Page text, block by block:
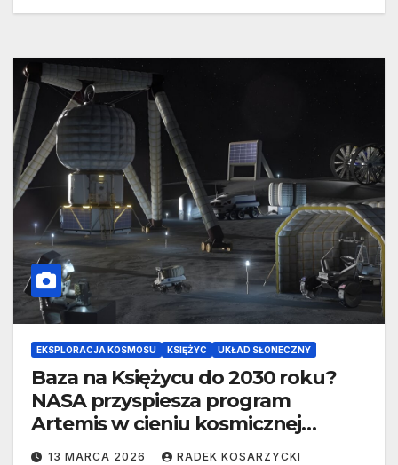
EKSPLORACJA KOSMOSU KSIĘŻYC UKŁAD SŁONECZNY
Baza na Księżycu do 2030 roku?
NASA przyspiesza program
Artemis w cieniu kosmicznej
rywalizacji z Chinami
13 MARCA 2026 RADEK KOSARZYCKI